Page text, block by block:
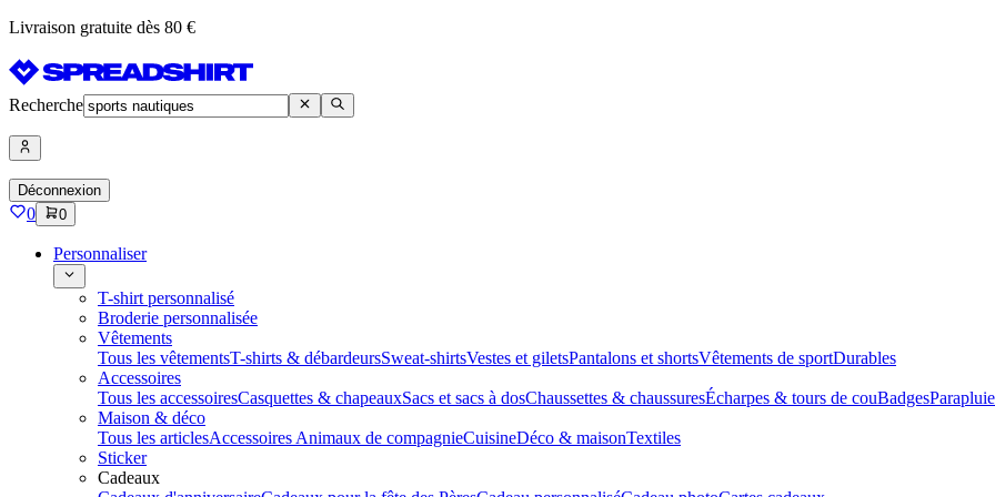
Livraison gratuite dès 80 €
Recherche
Déconnexion
0 0
Personnaliser
T-shirt personnalisé
Broderie personnalisée
Vêtements
Tous les vêtementsT-shirts & débardeursSweat-shirtsVestes et giletsPantalons et shortsVêtements de sportDurables
Accessoires
Tous les accessoiresCasquettes & chapeauxSacs et sacs à dosChaussettes & chaussuresÉcharpes & tours de couBadges
Maison & déco
Tous les articlesAccessoires Animaux de compagnieCuisineDéco & maisonTextiles
Sticker
Cadeaux